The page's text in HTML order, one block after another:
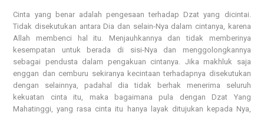
Cinta yang benar adalah pengesaan terhadap Dzat yang dicintai.
Tidak disekutukan antara Dia dan selain-Nya dalam cintanya, karena
Allah membenci hal itu. Menjauhkannya dan tidak memberinya
kesempatan untuk berada di sisi-Nya dan menggolongkannya
sebagai pendusta dalam pengakuan cintanya. Jika makhluk saja
enggan dan cemburu sekiranya kecintaan terhadapnya disekutukan
dengan selainnya, padahal dia tidak berhak menerima seluruh
kekuatan cinta itu, maka bagaimana pula dengan Dzat Yang
Mahatinggi, yang rasa cinta itu hanya layak ditujukan kepada Nya,